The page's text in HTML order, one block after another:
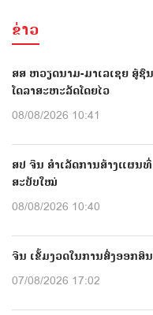
ຂ່າວ
ສສ ຫວຽດນາມ-ມາເລເຊຍ ສູ້ຊົ
ໂດລາສະຫະລັດໂດຍໄວ
08/08/2026 10:41
ສປ ຈີນ ສຳເລັດການສ້າງແຜ
ສະບັບໃໝ່
08/08/2026 10:40
ຈີນ ເຂັ້ມງວດໃນການສົ່ງອອກສິ
07/08/2026 17:02